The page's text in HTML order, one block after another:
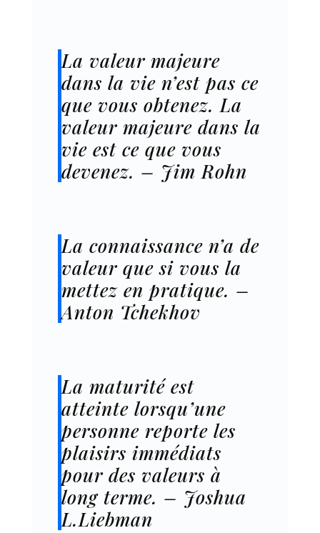
La valeur majeure
dans la vie n’est pas ce
que vous obtenez. La
valeur majeure dans la
vie est ce que vous
devenez. – Jim Rohn
La connaissance n’a de
valeur que si vous la
mettez en pratique. –
Anton Tchekhov
La maturité est
atteinte lorsqu’une
personne reporte les
plaisirs immédiats
pour des valeurs à
long terme. – Joshua
L.Liebman